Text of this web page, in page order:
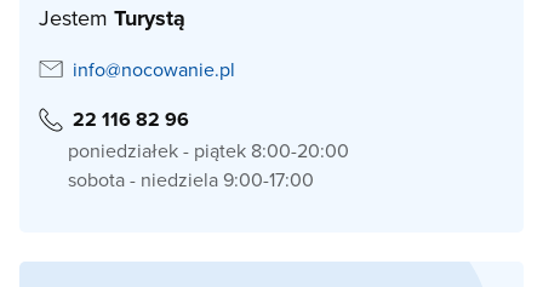
Jestem Turystą
info@nocowanie.pl
22 116 82 96
poniedziałek - piątek 8:00-20:00
sobota - niedziela 9:00-17:00